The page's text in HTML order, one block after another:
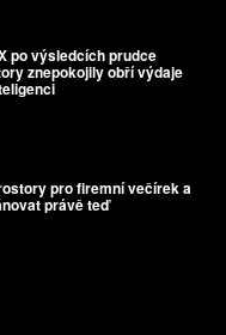
po výsledcích prudce
znepokojily obří výdaje
pro firemní večírek a
právě teď